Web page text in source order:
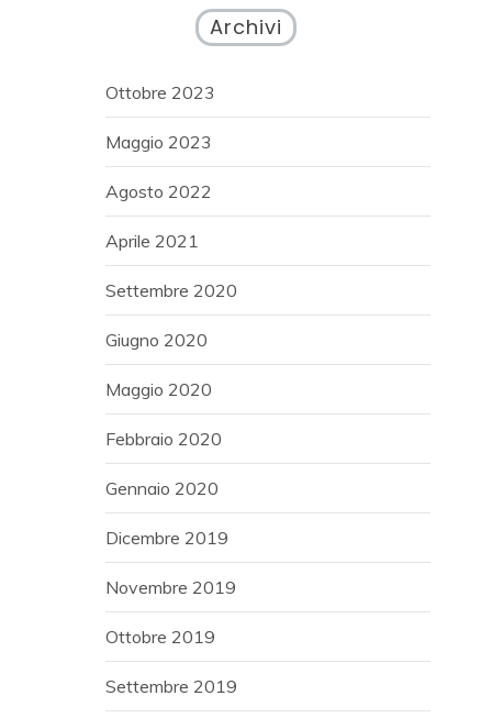
Archivi
Ottobre 2023
Maggio 2023
Agosto 2022
Aprile 2021
Settembre 2020
Giugno 2020
Maggio 2020
Febbraio 2020
Gennaio 2020
Dicembre 2019
Novembre 2019
Ottobre 2019
Settembre 2019